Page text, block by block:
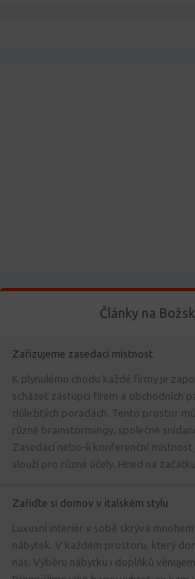
Články na
Zařizujeme zasedací místnost
K plynulému chodu každé firmy je
scházet zástupci firem a obchodních
důležitých poradách. Tento prostor
různé brainstormingy, společné
Zasedací nebo-li konferenční
slouží pro různé účely. Hned na
Zařiďte si domov v italském stylu
Luxusní interiér v sobě skrývá
nábytek. V každém prostoru, který
nás. Výběru nábytku i doplňků